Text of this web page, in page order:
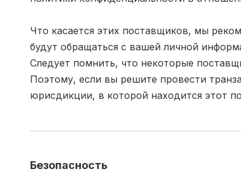
Что касается этих поставщиков, мы
будут обращаться с вашей личной
Следует помнить, что некоторые
Поэтому, если вы решите провести
юрисдикции, в которой находится этот
Безопасность